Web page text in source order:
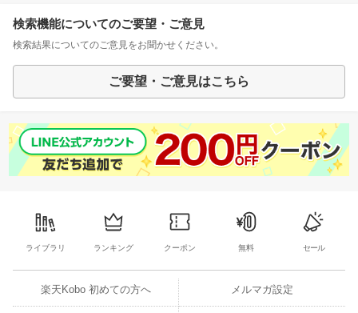
検索機能についてのご要望・ご意見
検索結果についてのご意見をお聞かせください。
ご要望・ご意見はこちら
ライブラリ ランキング クーポン 無料 セール
楽天Kobo 初めての方へ メルマガ設定